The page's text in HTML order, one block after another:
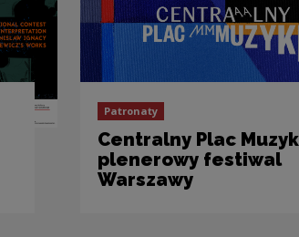
Patronaty
Centralny Plac
plenerowy festiwal
Warszawy